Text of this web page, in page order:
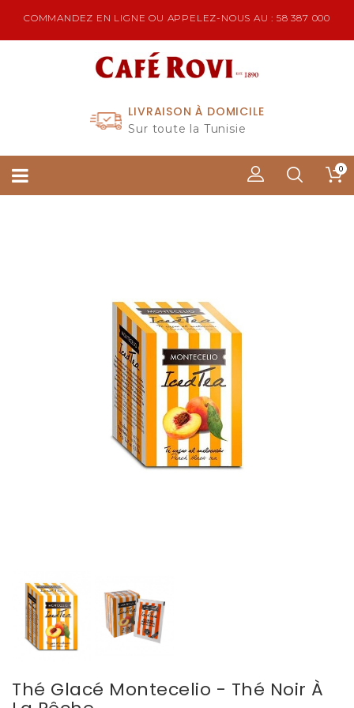
COMMANDEZ EN LIGNE OU APPELEZ-NOUS AU : 58 387 000
LIVRAISON À DOMICILE
Sur toute la Tunisie
0
Thé Glacé Montecelio - Thé Noir À